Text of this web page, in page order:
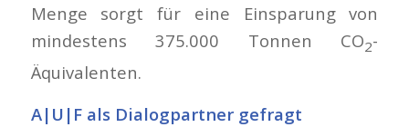
Menge sorgt für eine Einsparung von
mindestens 375.000 Tonnen CO2-
Äquivalenten.
A|U|F als Dialogpartner gefragt